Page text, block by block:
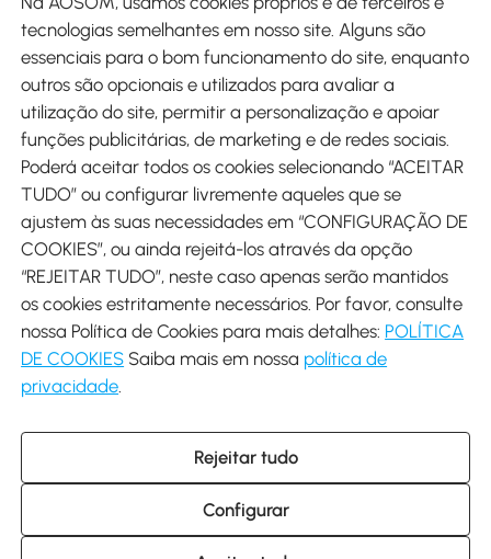
Métodos de pagamento
Envio
Descarregar Aosom App
Google Play
+34 931 294 512 (Seg-Sex das 7:30 às 16:30h)
info@aosom.pt
C/ Roc Gros, nº 15. 08550 Els Hostalets de Balenyà (Barcelona),
Espanha
tecnologias semelhantes em nosso site. Alguns são
essenciais para o bom funcionamento do site, enquanto
outros são opcionais e utilizados para avaliar a
utilização do site, permitir a personalização e apoiar
funções publicitárias, de marketing e de redes sociais.
Poderá aceitar todos os cookies selecionando “ACEITAR
TUDO” ou configurar livremente aqueles que se
ajustem às suas necessidades em “CONFIGURAÇÃO DE
COOKIES”, ou ainda rejeitá-los através da opção
“REJEITAR TUDO”, neste caso apenas serão mantidos
os cookies estritamente necessários. Por favor, consulte
nossa Política de Cookies para mais detalhes: POLÍTICA
DE COOKIES Saiba mais em nossa política de
privacidade
Rejeitar tudo
Configurar